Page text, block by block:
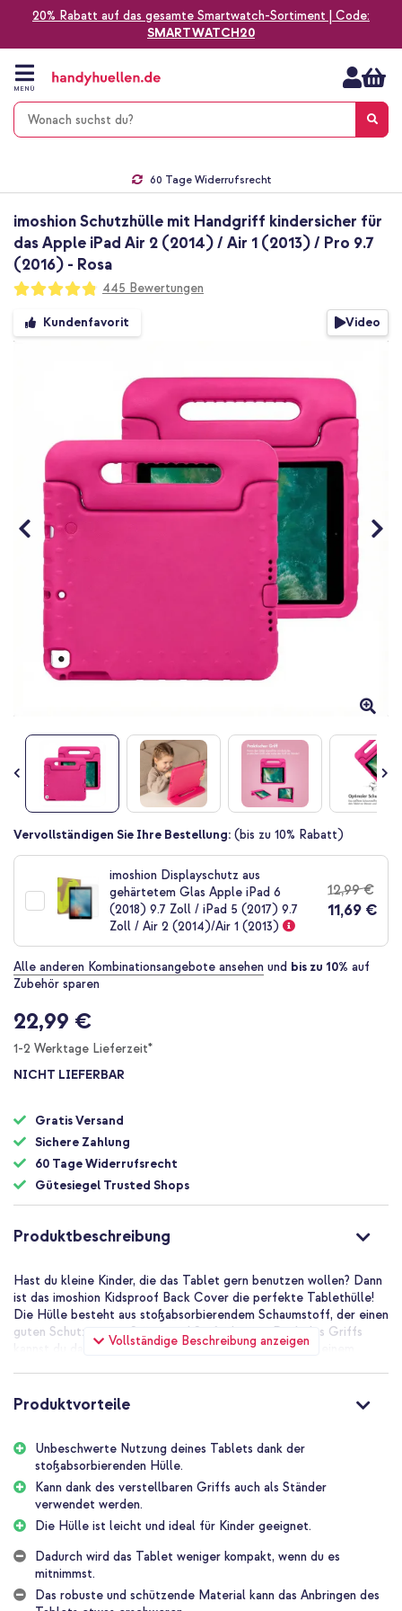
20% Rabatt auf das gesamte Smartwatch-Sortiment | Code:
SMARTWATCH20
Zum
Inhalt
springen
MENÜ
60 Tage Widerrufsrecht
imoshion Schutzhülle mit Handgriff kindersicher für
das Apple iPad Air 2 (2014) / Air 1 (2013) / Pro 9.7
(2016) - Rosa
Bewertung:
96
100
445 Bewertungen
Zum
Ende
Kundenfavorit Video
Zum
Bildgalerie
Vervollständigen Sie Ihre Bestellung: (bis zu 10% Rabatt)
imoshion Displayschutz aus
gehärtetem Glas Apple iPad 6
(2018) 9.7 Zoll / iPad 5 (2017) 9.7
Zoll / Air 2 (2014)/Air 1 (2013)
12,99 €
11,69 €
Alle anderen Kombinationsangebote ansehen und bis zu 10% auf
Zubehör sparen
22,99 €
1-2 Werktage Lieferzeit*
NICHT LIEFERBAR
Gratis Versand
Sichere Zahlung
60 Tage Widerrufsrecht
Gütesiegel Trusted Shops
Produktbeschreibung
Vollständige Beschreibung anzeigen
Hast du kleine Kinder, die das Tablet gern benutzen wollen? Dann
ist das imoshion Kidsproof Back Cover die perfekte Tablethülle!
Die Hülle besteht aus stoßabsorbierendem Schaumstoff, der einen
guten Schutz gegen Stürze und Stöße bietet. Dank des Griffs
kannst du das Tablet überall hin mitnehmen oder es zu einem
Der stoßabsorbierende Schaumstoff ist leicht, sodass das Tablet
Oberflächen überall an der Hülle sorgen dafür, dass dir die Hülle
nicht so leicht aus der Hand rutscht. Der stoßabsorbierende
Schaumstoff dämpft den Aufprall bei Stürzen und Stößen und
verhindert so Schäden an deinem Tablet.
Praktisch verstellbarer Griff
Durch den Griff an der Tablethülle lässt es sich ganz einfach
überall hin mitnehmen. Auch Kinder können das Tablet dadurch
ganz einfach in jedes Zimmer mitnehmen. Darüber hinaus lässt sich
die Hülle mit dem Griff zu einem praktischen Ständer umklappen.
Wollen sich die Kinder einen Film ansehen oder ein Spiel spielen?
Produktvorteile
Unbeschwerte Nutzung deines Tablets dank der
stoßabsorbierenden Hülle.
Kann dank des verstellbaren Griffs auch als Ständer
verwendet werden.
Die Hülle ist leicht und ideal für Kinder geeignet.
Dadurch wird das Tablet weniger kompakt, wenn du es
mitnimmst.
Das robuste und schützende Material kann das Anbringen des